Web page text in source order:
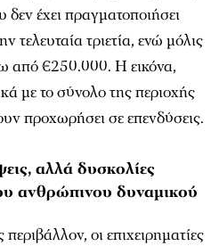
δεν έχει πραγματοποιήσει
τελευταία τριετία, ενώ μόλις
από €250.000. Η εικόνα,
με το σύνολο της περιοχής
προχωρήσει σε επενδύσεις.
αλλά δυσκολίες
ανθρώπινου δυναμικού
οι επιχειρηματίες